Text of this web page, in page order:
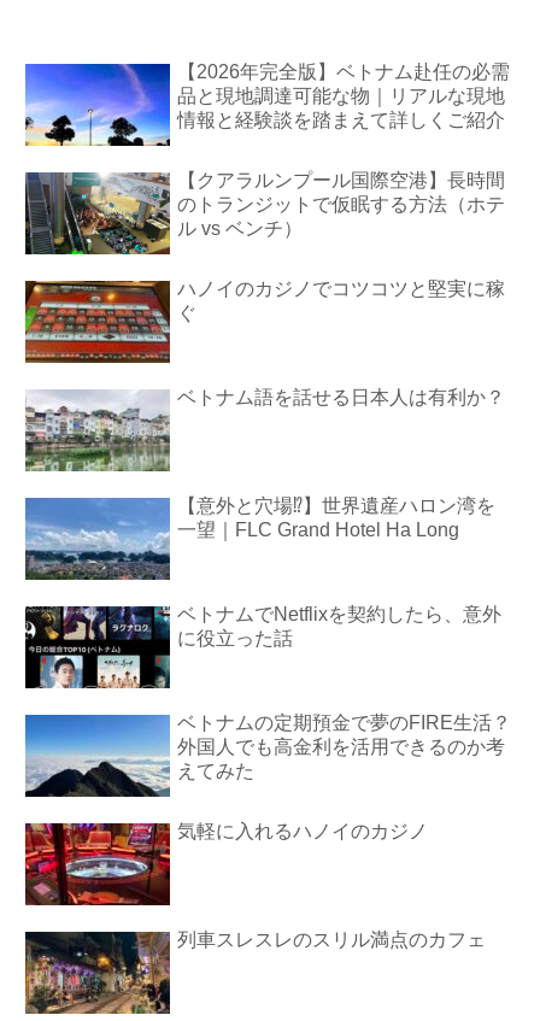
【2026年完全版】ベトナム赴任の必需
品と現地調達可能な物｜リアルな現地
情報と経験談を踏まえて詳しくご紹介
【クアラルンプール国際空港】長時間
のトランジットで仮眠する方法（ホテ
ル vs ベンチ）
ハノイのカジノでコツコツと堅実に稼
ぐ
ベトナム語を話せる日本人は有利か？
【意外と穴場⁉︎】世界遺産ハロン湾を
一望｜FLC Grand Hotel Ha Long
ベトナムでNetflixを契約したら、意外
に役立った話
ベトナムの定期預金で夢のFIRE生活？
外国人でも高金利を活用できるのか考
えてみた
気軽に入れるハノイのカジノ
列車スレスレのスリル満点のカフェ